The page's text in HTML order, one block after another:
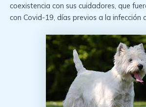
coexistencia con sus cuidadores, que
con Covid-19, días previos a la infección